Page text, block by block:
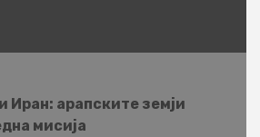
Иран: арапските земји
мисија